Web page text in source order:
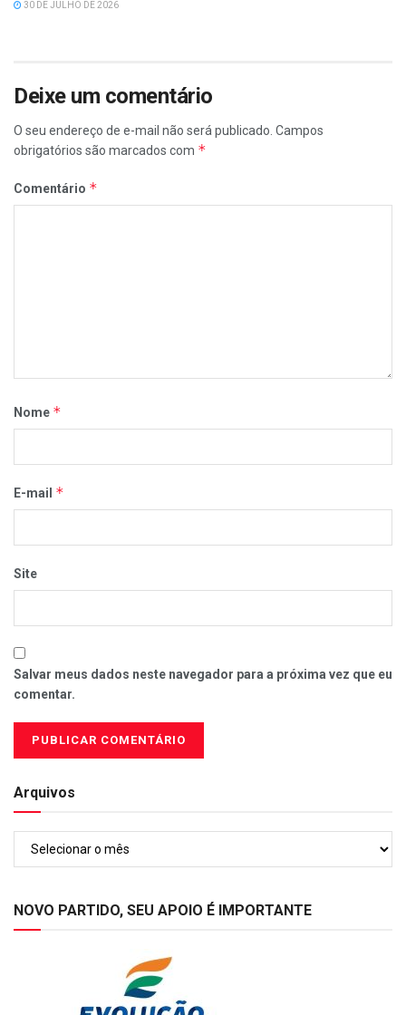
30 DE JULHO DE 2026
Deixe um comentário
O seu endereço de e-mail não será publicado. Campos
obrigatórios são marcados com *
Comentário *
Nome *
E-mail *
Site
Salvar meus dados neste navegador para a próxima vez que eu
comentar.
Arquivos
NOVO PARTIDO, SEU APOIO É IMPORTANTE